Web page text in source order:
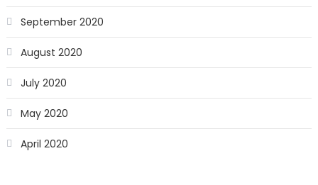
September 2020
August 2020
July 2020
May 2020
April 2020